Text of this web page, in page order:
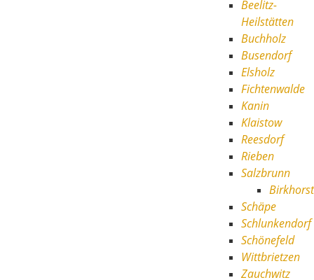
Beelitz-
Heilstätten
Buchholz
Busendorf
Elsholz
Fichtenwalde
Kanin
Klaistow
Reesdorf
Rieben
Salzbrunn
Birkhorst
Schäpe
Schlunkendorf
Schönefeld
Wittbrietzen
Zauchwitz